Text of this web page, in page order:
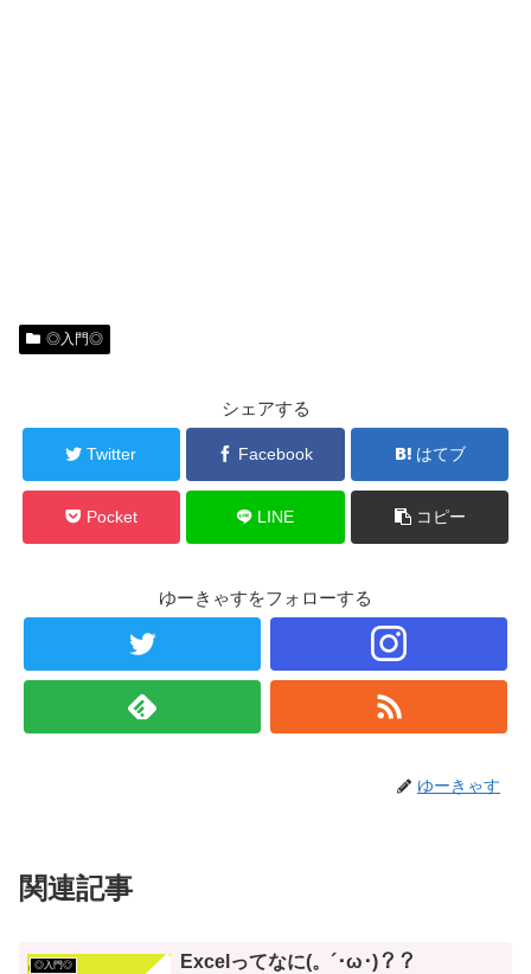
◎入門◎
シェアする
Twitter Facebook はてブ
Pocket LINE コピー
ゆーきゃすをフォローする
ゆーきゃす
関連記事
◎入門◎ Excelってなに(。´･ω･)？？